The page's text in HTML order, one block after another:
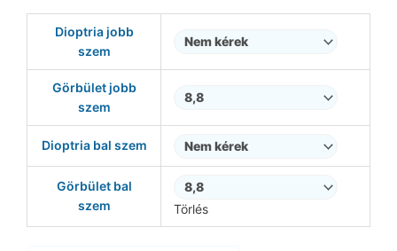
17
Dioptria jobb
szem
Görbület jobb
szem
Dioptria bal szem
Görbület bal
szem
Törlés
kontaktlencse